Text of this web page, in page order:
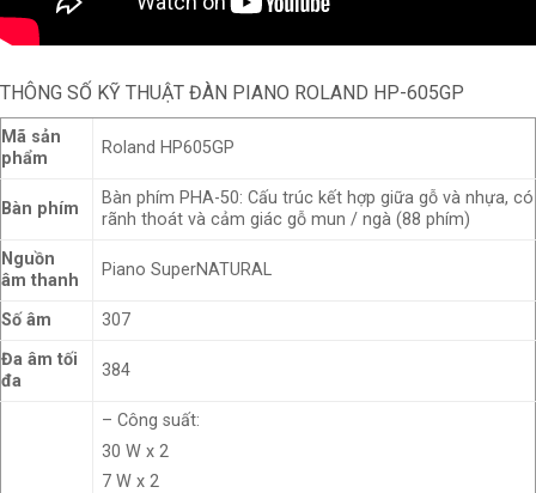
THÔNG SỐ KỸ THUẬT ĐÀN PIANO ROLAND HP-605GP
Mã sản
phẩm
Roland HP605GP
Bàn phím
Bàn phím PHA-50: Cấu trúc kết hợp giữa gỗ và nhựa, có
rãnh thoát và cảm giác gỗ mun / ngà (88 phím)
Nguồn
âm thanh
Piano SuperNATURAL
Số âm
307
Đa âm tối
đa
384
– Công suất:
30 W x 2
7 W x 2